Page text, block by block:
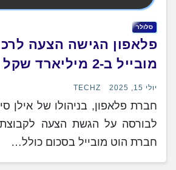
סלולר
פלאפון הגישה הצעה
מובייל ב-2 מיליארד שקל
יולי 15, 2025 TECHZ
חברת פלאפון, בניהולו של אילן
לבורסה על הגשת הצעה
חברת הוט מובייל בסכום כולל…